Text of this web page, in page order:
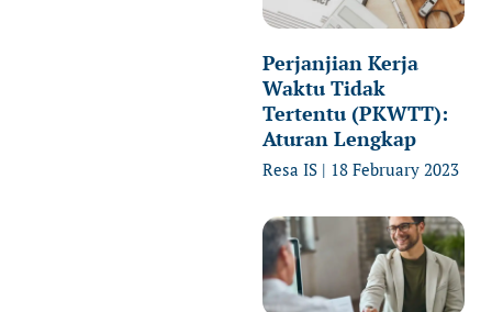
Perjanjian Kerja
Waktu Tidak
Tertentu (PKWTT):
Aturan Lengkap
Resa IS 18 February 2023